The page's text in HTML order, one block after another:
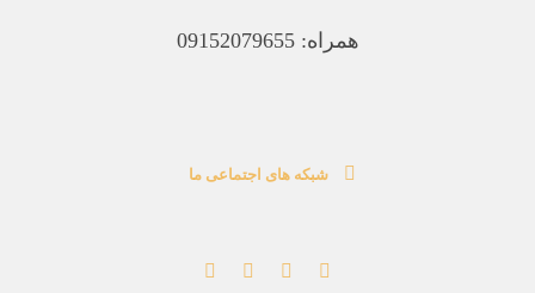
همراه: 09152079655
شبکه های اجتماعی ما